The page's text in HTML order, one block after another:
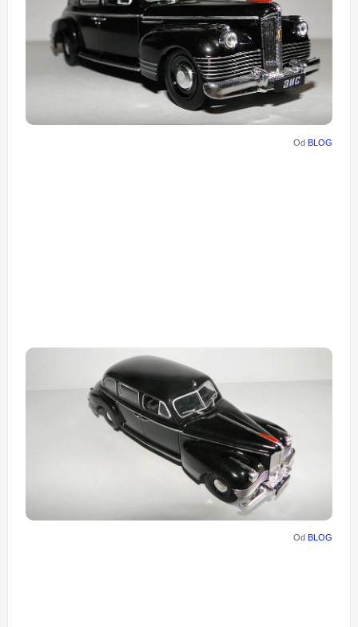
Od BLOG
Od BLOG